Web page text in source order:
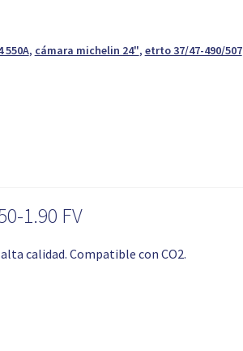
550A, cámara michelin 24", etrto 37/47-490/507
1.90 FV
calidad. Compatible con CO2.